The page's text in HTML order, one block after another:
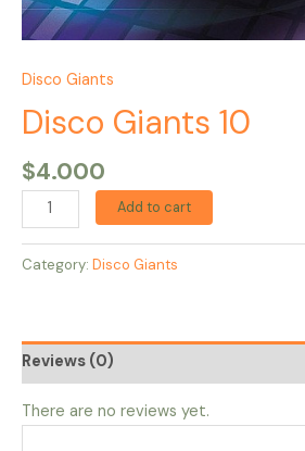
Disco Giants
Disco Giants 10
$4.000
Add to cart
Category: Disco Giants
Reviews (0)
There are no reviews yet.